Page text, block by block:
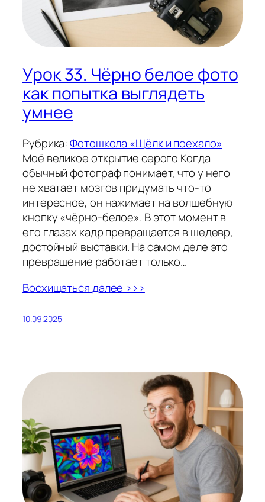
Урок 33. Чёрно белое фото
как попытка выглядеть
умнее
Рубрика:Фотошкола «Щёлк и поехало»
Моё великое открытие серого Когда
обычный фотограф понимает, что у него
не хватает мозгов придумать что-то
интересное, он нажимает на волшебную
кнопку «чёрно-белое». В этот момент в
его глазах кадр превращается в шедевр,
достойный выставки. На самом деле это
превращение работает только…
Восхищаться далее >>>
10.09.2025